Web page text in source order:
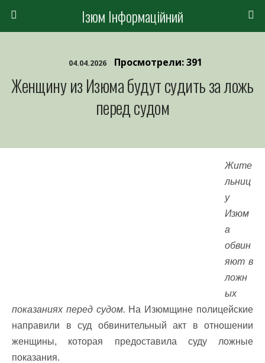
Ізюм Інформаційний
04.04.2026 Просмотрели: 391
Женщину из Изюма будут судить за ложь
перед судом
Жите
льниц
у
Изюм
а
обвин
яют в
ложн
ых
показаниях перед судом. На Изюмщине полицейские
направили в суд обвинительный акт в отношении
женщины, которая предоставила суду ложные
показания.